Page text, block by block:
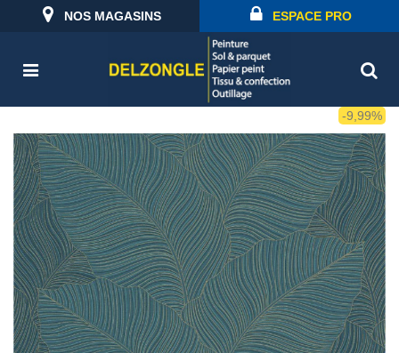
NOS MAGASINS ESPACE PRO
-9,99%